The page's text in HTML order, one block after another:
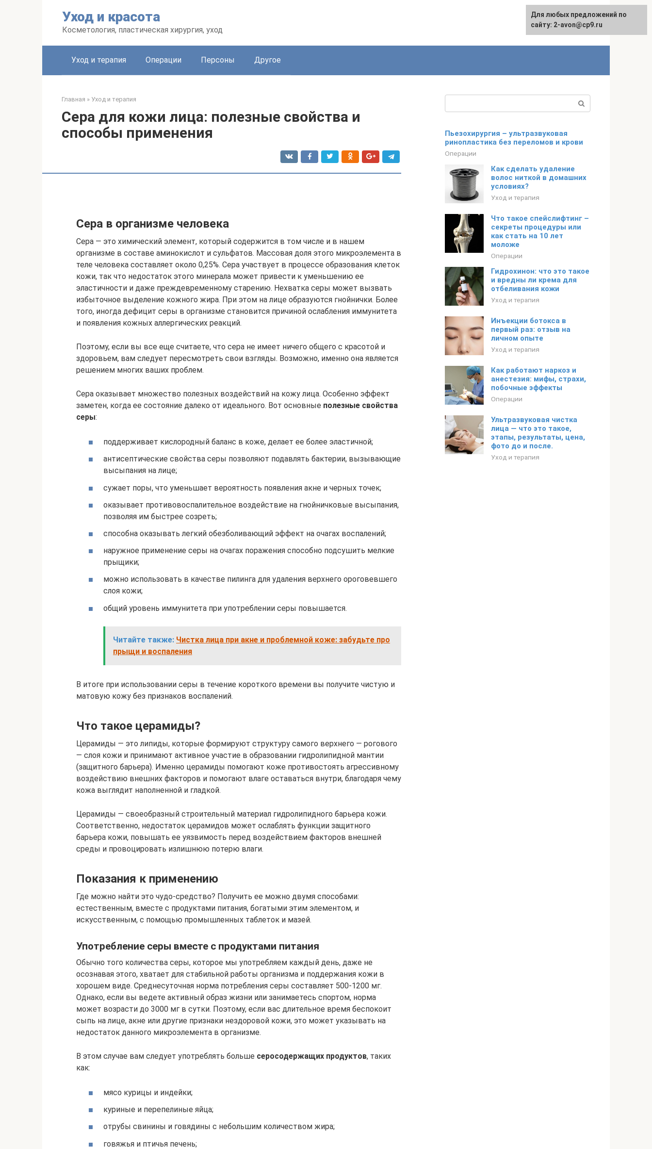
Уход и красота
Косметология, пластическая хирургия, уход
Уход и терапия Операции Персоны Другое
Главная » Уход и терапия
Сера для кожи лица: полезные свойства и
способы применения
Сера в организме человека
Сера — это химический элемент, который содержится в том числе и в нашем
организме в составе аминокислот и сульфатов. Массовая доля этого микроэлемента в
теле человека составляет около 0,25%. Сера участвует в процессе образования клеток
кожи, так что недостаток этого минерала может привести к уменьшению ее
эластичности и даже преждевременному старению. Нехватка серы может вызвать
избыточное выделение кожного жира. При этом на лице образуются гнойнички. Более
того, иногда дефицит серы в организме становится причиной ослабления иммунитета
и появления кожных аллергических реакций.
Поэтому, если вы все еще считаете, что сера не имеет ничего общего с красотой и
здоровьем, вам следует пересмотреть свои взгляды. Возможно, именно она является
решением многих ваших проблем.
Сера оказывает множество полезных воздействий на кожу лица. Особенно эффект
заметен, когда ее состояние далеко от идеального. Вот основные полезные свойства
серы:
поддерживает кислородный баланс в коже, делает ее более эластичной;
антисептические свойства серы позволяют подавлять бактерии, вызывающие
высыпания на лице;
сужает поры, что уменьшает вероятность появления акне и черных точек;
оказывает противовоспалительное воздействие на гнойничковые высыпания,
позволяя им быстрее созреть;
способна оказывать легкий обезболивающий эффект на очагах воспалений;
наружное применение серы на очагах поражения способно подсушить мелкие
прыщики;
можно использовать в качестве пилинга для удаления верхнего ороговевшего
слоя кожи;
общий уровень иммунитета при употреблении серы повышается.
Читайте также: Чистка лица при акне и проблемной коже: забудьте про
прыщи и воспаления
В итоге при использовании серы в течение короткого времени вы получите чистую и
матовую кожу без признаков воспалений.
Что такое церамиды?
Церамиды — это липиды, которые формируют структуру самого верхнего — рогового
— слоя кожи и принимают активное участие в образовании гидролипидной мантии
(защитного барьера). Именно церамиды помогают коже противостоять агрессивному
воздействию внешних факторов и помогают влаге оставаться внутри, благодаря чему
кожа выглядит наполненной и гладкой.
Церамиды — своеобразный строительный материал гидролипидного барьера кожи.
Соответственно, недостаток церамидов может ослаблять функции защитного
барьера кожи, повышать ее уязвимость перед воздействием факторов внешней
среды и провоцировать излишнюю потерю влаги.
Показания к применению
Где можно найти это чудо-средство? Получить ее можно двумя способами:
естественным, вместе с продуктами питания, богатыми этим элементом, и
искусственным, с помощью промышленных таблеток и мазей.
Употребление серы вместе с продуктами питания
Обычно того количества серы, которое мы употребляем каждый день, даже не
осознавая этого, хватает для стабильной работы организма и поддержания кожи в
хорошем виде. Среднесуточная норма потребления серы составляет 500-1200 мг.
Однако, если вы ведете активный образ жизни или занимаетесь спортом, норма
может возрасти до 3000 мг в сутки. Поэтому, если вас длительное время беспокоит
сыпь на лице, акне или другие признаки нездоровой кожи, это может указывать на
недостаток данного микроэлемента в организме.
В этом случае вам следует употреблять больше серосодержащих продуктов, таких
как:
мясо курицы и индейки;
куриные и перепелиные яйца;
отрубы свинины и говядины с небольшим количеством жира;
говяжья и птичья печень;
Пьезохирургия – ультразвуковая
ринопластика без переломов и крови
Операции
Как сделать удаление
волос ниткой в домашних
условиях?
Уход и терапия
Что такое спейслифтинг –
секреты процедуры или
как стать на 10 лет
моложе
Операции
Гидрохинон: что это такое
и вредны ли крема для
отбеливания кожи
Уход и терапия
Инъекции ботокса в
первый раз: отзыв на
личном опыте
Уход и терапия
Как работают наркоз и
анестезия: мифы, страхи,
побочные эффекты
Операции
Ультразвуковая чистка
лица — что это такое,
этапы, результаты, цена,
фото до и после.
Уход и терапия
Для любых предложений по
сайту: 2-avon@cp9.ru